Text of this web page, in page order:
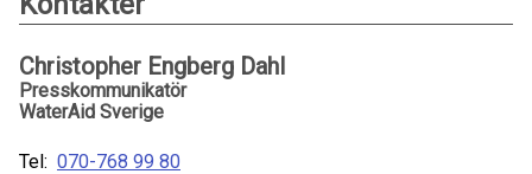
Christopher Engberg Dahl
Presskommunikatör
WaterAid Sverige
Tel: 070-768 99 80